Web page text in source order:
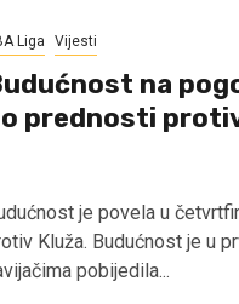
Liga Vijesti
na
prednosti
je povela u
Kluža. Budućnost je u
pobijedila...